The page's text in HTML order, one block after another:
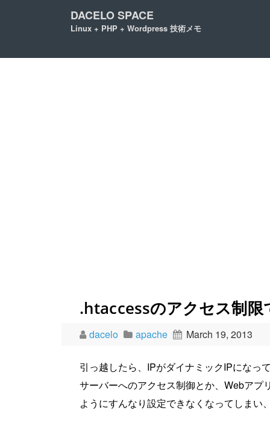
DACELO SPACE
Linux + PHP + Wordpress 技術メモ
.htaccessのアクセス制限
dacelo apache March 19, 2013
引っ越したら、IPがダイナミックIPになって
サーバーへのアクセス制御とか、Webアプ
ようにすんなり設定できなくなってしまい